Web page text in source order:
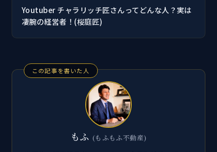
Youtuber チャラリッチ匠さんってどんな人？実は
凄腕の経営者！(桜庭匠)
この記事を書いた人
もふ (もふもふ不動産)